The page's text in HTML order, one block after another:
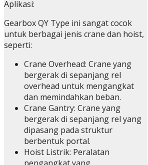
Aplikasi:
Gearbox QY Type ini sangat cocok
untuk berbagai jenis crane dan hoist,
seperti:
Crane Overhead: Crane yang
bergerak di sepanjang rel
overhead untuk mengangkat
dan memindahkan beban.
Crane Gantry: Crane yang
bergerak di sepanjang rel yang
dipasang pada struktur
berbentuk portal.
Hoist Listrik: Peralatan